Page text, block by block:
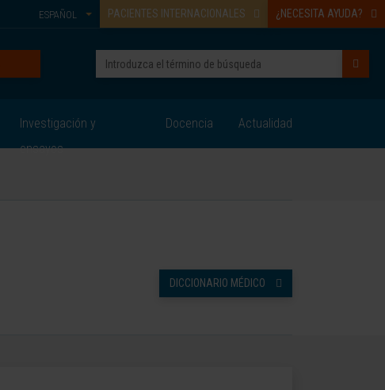
PACIENTES INTERNACIONALES ¿NECESITA AYUDA?
ESPAÑOL
Investigación y
ensayos
Docencia Actualidad
DICCIONARIO MÉDICO